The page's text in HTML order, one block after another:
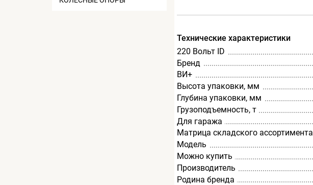
Технические характеристики
220 Вольт ID
Бренд
ВИ+
Высота упаковки, мм
Глубина упаковки, мм
Грузоподъемность, т
Для гаража
Матрица складского ассортимента
Модель
Можно купить
Производитель
Родина бренда